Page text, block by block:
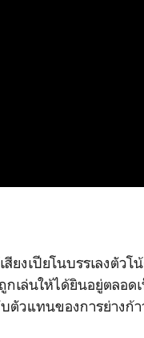
ยงเปียโนบรรเลงตัวโ
กเล่นให้ได้ยินอยู่ตลอ
ตัวแทนของการย่างก้